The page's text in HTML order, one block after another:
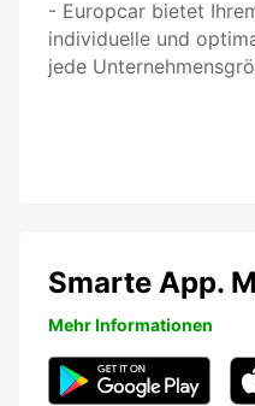
- Europcar bietet
individuelle und
jede
Smarte App.
Mehr Informationen